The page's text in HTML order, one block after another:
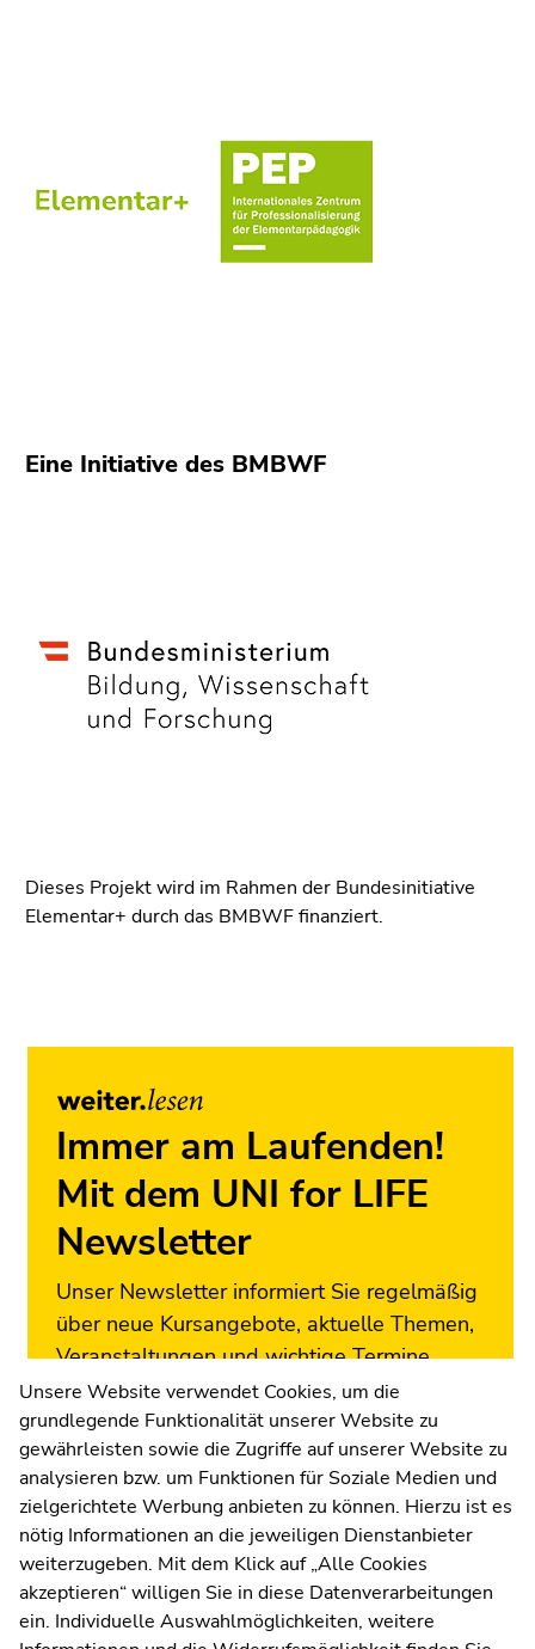
Eine Initiative des BMBWF
Dieses Projekt wird im Rahmen der Bundesinitiative
Elementar+ durch das BMBWF finanziert.
Immer am Laufenden!
Mit dem UNI for LIFE
Newsletter
Unser Newsletter informiert Sie regelmäßig
über neue Kursangebote, aktuelle Themen,
Veranstaltungen und wichtige Termine.
Melden Sie sich jetzt an!
Zur Newsletter-Anmeldung
UNI for LIFE Weiterbildungs
GmbH
Seitenbereiche
Unsere Website verwendet Cookies, um die
grundlegende Funktionalität unserer Website zu
gewährleisten sowie die Zugriffe auf unserer Website zu
analysieren bzw. um Funktionen für Soziale Medien und
zielgerichtete Werbung anbieten zu können. Hierzu ist es
nötig Informationen an die jeweiligen Dienstanbieter
weiterzugeben. Mit dem Klick auf „Alle Cookies
akzeptieren“ willigen Sie in diese Datenverarbeitungen
ein. Individuelle Auswahlmöglichkeiten, weitere